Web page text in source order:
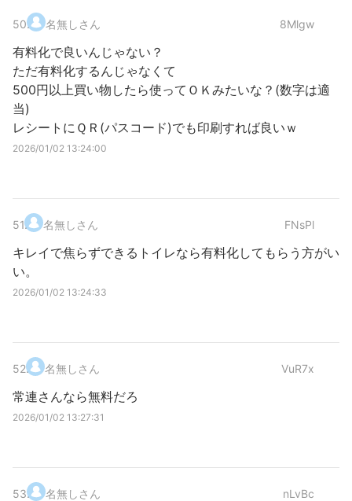
50. 名無しさん 8Mlgw
有料化で良いんじゃない？
ただ有料化するんじゃなくて
500円以上買い物したら使ってＯＫみたいな？(数字は適
当)
レシートにＱＲ(パスコード)でも印刷すれば良いｗ
2026/01/02 13:24:00
51. 名無しさん FNsPl
キレイで焦らずできるトイレなら有料化してもらう方がい
い。
2026/01/02 13:24:33
52. 名無しさん VuR7x
常連さんなら無料だろ
2026/01/02 13:27:31
53. 名無しさん nLvBc